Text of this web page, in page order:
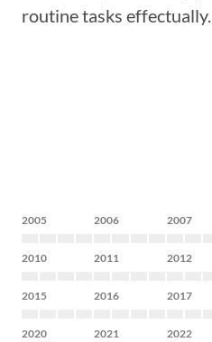
routine tasks effectually.
2005 2006 2007
2010 2011 2012
2015 2016 2017
2020 2021 2022